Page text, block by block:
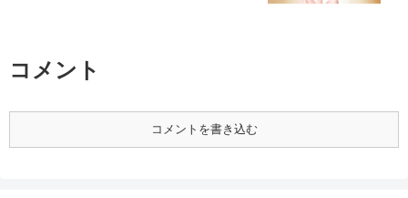
コメント
コメントを書き込む